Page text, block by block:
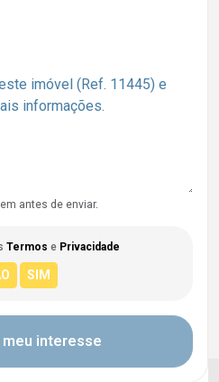
antes de enviar.
Termos e Privacidade
meu interesse